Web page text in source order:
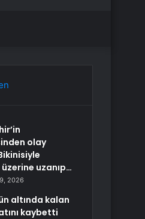
olay
uzanıp…
2026
altında kalan
kaybetti